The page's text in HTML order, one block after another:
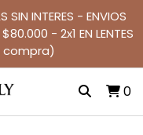
SIN INTERES - ENVIOS
- 2x1 EN LENTES
compra)
0